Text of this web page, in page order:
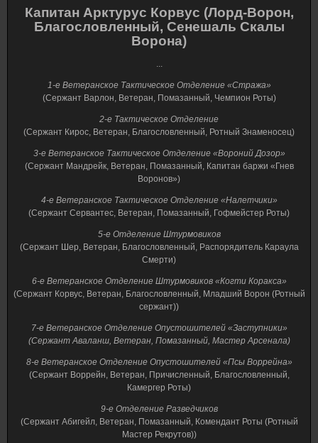
Капитан Арктурус Корвус (Лорд-Ворон,
Благословленный, Сенешаль Скалы
Ворона)
...
1-е Ветеранское Тактическое Отделение «Стража»
(Сержант Варлон, Ветеран, Помазанный, Чемпион Роты)
2-е Тактическое Отделение
(Сержант Кирос, Ветеран, Благословленный, Ротный Знаменосец)
3-е Ветеранское Тактическое Отделение «Вороний Дозор»
(Сержант Мандрейк, Ветеран, Помазанный, Капитан баржи «Гнев
Воронов»)
4-е Ветеранское Тактическое Отделение «Налетчики»
(Сержант Сервантес, Ветеран, Помазанный, Гофмейстер Роты)
5-е Отделение Штурмовиков
(Сержант Шер, Ветеран, Благословленный, Распорядитель Караула
Смерти)
6-е Ветеранское Отделение Штурмовиков «Когти Коракса»
(Сержант Корвус, Ветеран, Благословленный, Младший Ворон (Ротный
сержант))
7-е Ветеранское Отделение Опустошителей «Заступники»
(Сержант Аваланш, Ветеран, Помазанный, Мастер Арсенала)
8-е Ветеранское Отделение Опустошителей «Псы Воррейна»
(Сержант Воррейн, Ветеран, Причисленный, Благословленный,
Камергер Роты)
9-е Отделение Разведчиков
(Сержант Абигейл, Ветеран, Помазанный, Комендант Роты (Ротный
Мастер Рекрутов))